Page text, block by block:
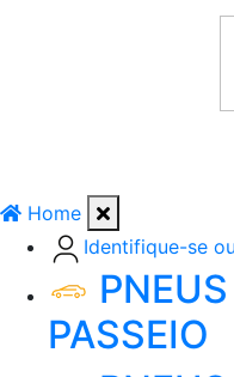
Home
Identifique-se
PASSEIO